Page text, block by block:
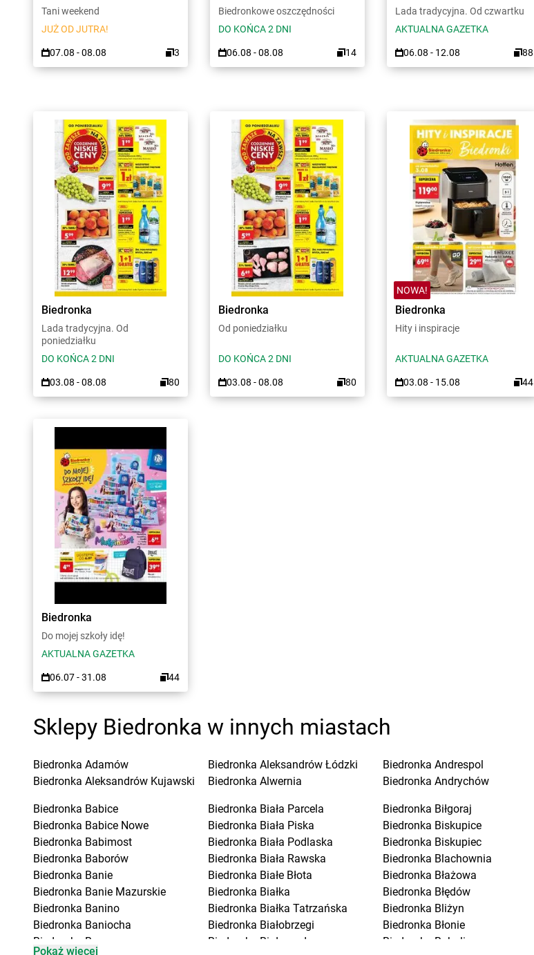
Tani weekend
JUŻ OD JUTRA!
07.08 - 08.08 3
Biedronkowe oszczędności
DO KOŃCA 2 DNI
06.08 - 08.08 14
Lada tradycyjna. Od czwartku
AKTUALNA GAZETKA
06.08 - 12.08 88
Biedronka
Lada tradycyjna. Od
poniedziałku
DO KOŃCA 2 DNI
03.08 - 08.08 80
Biedronka
Od poniedziałku
DO KOŃCA 2 DNI
03.08 - 08.08 80
NOWA!
Biedronka
Hity i inspiracje
AKTUALNA GAZETKA
03.08 - 15.08 44
Biedronka
Do mojej szkoły idę!
AKTUALNA GAZETKA
06.07 - 31.08 44
Sklepy Biedronka w innych miastach
Biedronka Adamów
Biedronka Aleksandrów Kujawski
Biedronka Aleksandrów Łódzki
Biedronka Alwernia
Biedronka Andrespol
Biedronka Andrychów
Biedronka Babice
Biedronka Babice Nowe
Biedronka Babimost
Biedronka Baborów
Biedronka Banie
Biedronka Banie Mazurskie
Biedronka Banino
Biedronka Baniocha
Biedronka
Baranowo
Biedronka Biała Parcela
Biedronka Biała Piska
Biedronka Biała Podlaska
Biedronka Biała Rawska
Biedronka Białe Błota
Biedronka Białka
Biedronka Białka Tatrzańska
Biedronka Białobrzegi
Biedronka
Białogard
Biedronka Biłgoraj
Biedronka Biskupice
Biedronka Biskupiec
Biedronka Blachownia
Biedronka Błażowa
Biedronka Błędów
Biedronka Bliżyn
Biedronka Błonie
Biedronka
Bobolice
Pokaż więcej